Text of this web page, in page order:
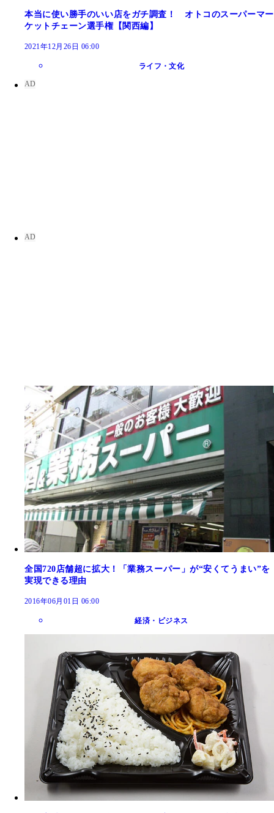
本当に使い勝手のいい店をガチ調査！ オトコのスーパーマー
ケットチェーン選手権【関西編】
2021年12月26日 06:00
ライフ・文化
全国720店舗超に拡大！「業務スーパー」が“安くてうまい”を
実現できる理由
2016年06月01日 06:00
経済・ビジネス